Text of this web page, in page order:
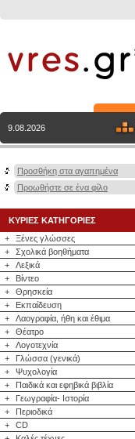
9.08.2026
Προσθήκη στα αγαπημένα
Προωθήστε σε ένα φίλο
ΚΥΡΙΕΣ ΚΑΤΗΓΟΡΙΕΣ
+
Ξένες γλώσσες
+
Σχολικά βοηθήματα
+
Λεξικά
+
Βίντεο
+
Θρησκεία
+
Εκπαίδευση
+
Λαογραφία, ήθη και έθιμα
+
Θέατρο
+
Λογοτεχνία
+
Γλώσσα (γενικά)
+
Ψυχολογία
+
Παιδικά και εφηβικά βιβλία
+
Γεωγραφία- Ιστορία
+
Περιοδικά
+
CD